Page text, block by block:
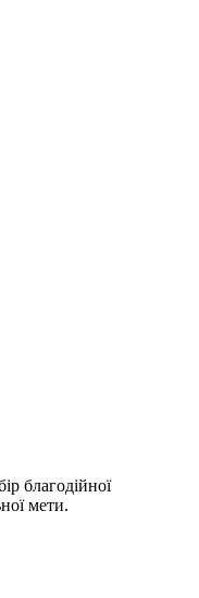
благодійної
мети.